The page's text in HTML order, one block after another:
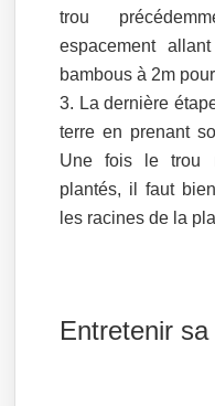
trou
espacement
bambous à 2m
La dernière
terre en prenant
Une fois le trou
plantés, il faut
les racines de la
Entretenir